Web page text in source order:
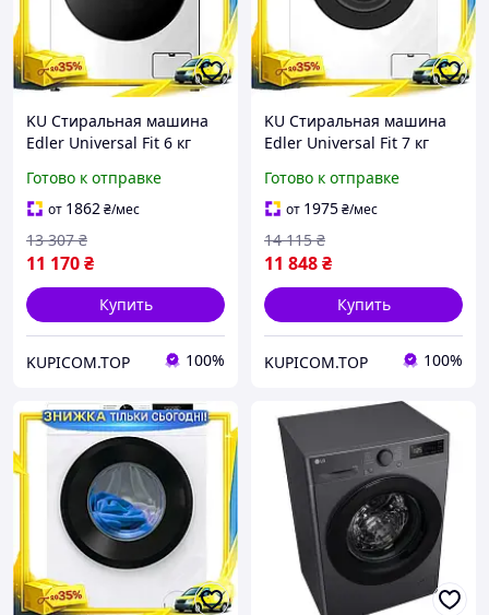
KU Стиральная машина
Edler Universal Fit 6 кг
12 программ для стирки
инверторно Uni2L_K
Готово к отправке
от 1862₴/мес
11 170₴
13 307 ₴
Купить
KUPICOM.TOP 100%
KU Стиральная машина
Edler Universal Fit 7 кг
программ 1200 об/мин
для стирки узкой оде
Uni2L_K
Готово к отправке
от 1975₴/мес
11 848₴
14 115 ₴
Купить
KUPICOM.TOP 100%